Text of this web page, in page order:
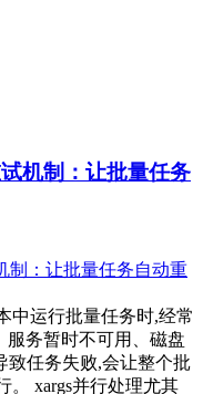
机制：让批量任务
中运行批量任务时,经常
服务暂时不可用、磁盘
致任务失败,会让整个批
。 xargs并行处理尤其